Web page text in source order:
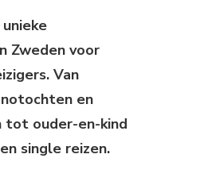
Zweden voor
Van
en
tot ouder-en-kind
single reizen.